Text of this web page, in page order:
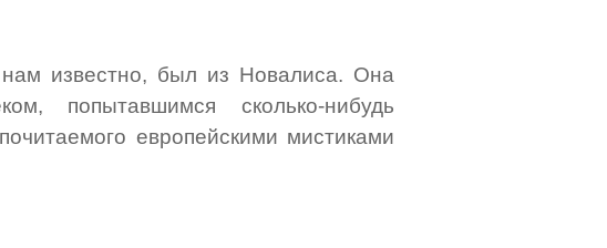
известно, был из Новалиса. Она
попытавшимся сколько-нибудь
европейскими мистиками